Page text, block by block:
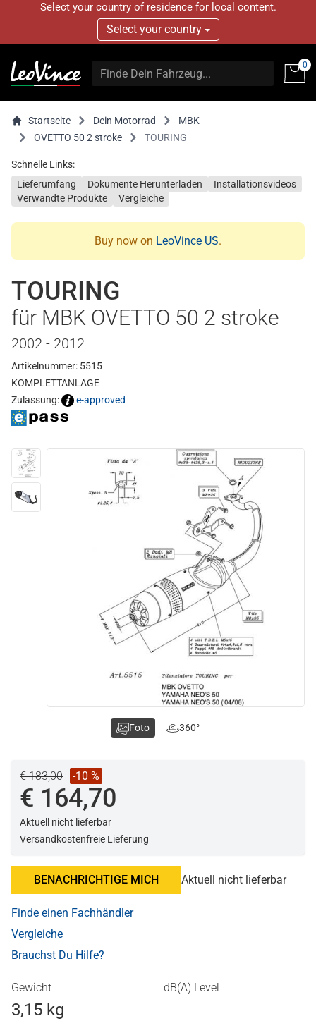
Select your country of residence for local content.
Select your country
0
Startseite Dein Motorrad
MBK
OVETTO 50 2 stroke
TOURING
Schnelle Links:
Lieferumfang
Dokumente Herunterladen
Installationsvideos
Verwandte Produkte
Vergleiche
Buy now on LeoVince US.
TOURING
für MBK OVETTO 50 2 stroke
2002 - 2012
Artikelnummer: 5515
KOMPLETTANLAGE
Zulassung:
e-approved
€ 183,00 -10 %
€ 164,70
Aktuell nicht lieferbar
Versandkostenfreie Lieferung
BENACHRICHTIGE MICH Aktuell nicht lieferbar
Finde einen Fachhändler
Vergleiche
Brauchst Du Hilfe?
Gewicht
3,15 kg
dB(A) Level
Foto 360°